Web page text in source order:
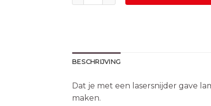
BESCHRIJVING
Dat je met een lasersnijder gave
maken.